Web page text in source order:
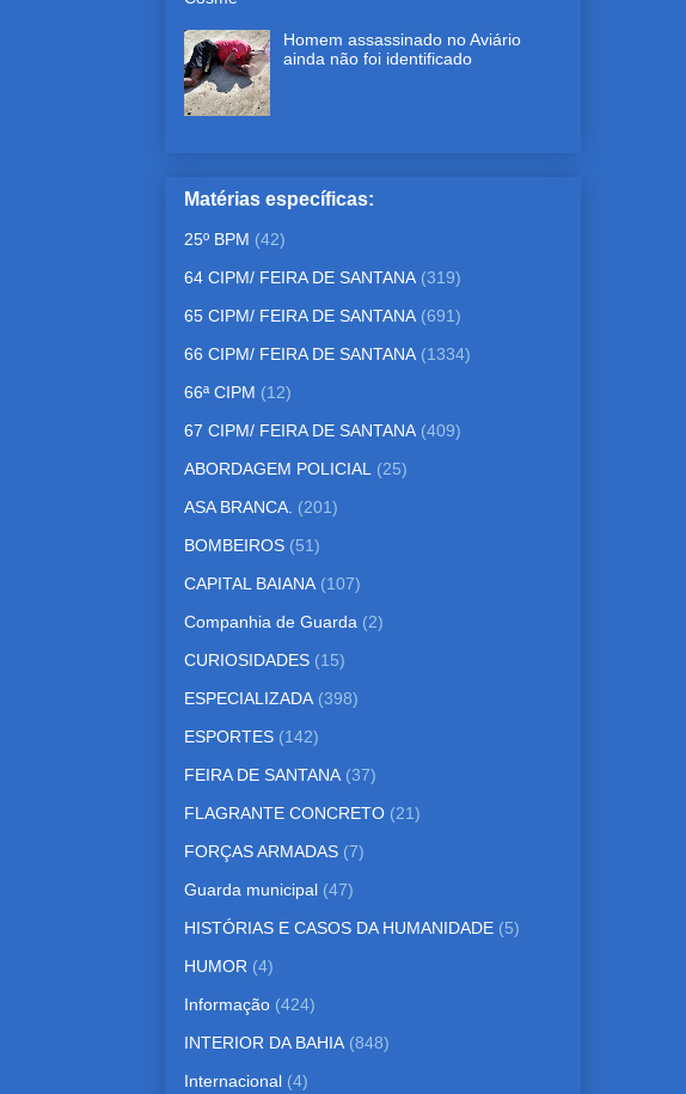
Homem assassinado no Aviário
ainda não foi identificado
Matérias específicas:
25º BPM (42)
64 CIPM/ FEIRA DE SANTANA (319)
65 CIPM/ FEIRA DE SANTANA (691)
66 CIPM/ FEIRA DE SANTANA (1334)
66ª CIPM (12)
67 CIPM/ FEIRA DE SANTANA (409)
ABORDAGEM POLICIAL (25)
ASA BRANCA. (201)
BOMBEIROS (51)
CAPITAL BAIANA (107)
Companhia de Guarda (2)
CURIOSIDADES (15)
ESPECIALIZADA (398)
ESPORTES (142)
FEIRA DE SANTANA (37)
FLAGRANTE CONCRETO (21)
FORÇAS ARMADAS (7)
Guarda municipal (47)
HISTÓRIAS E CASOS DA HUMANIDADE (5)
HUMOR (4)
Informação (424)
INTERIOR DA BAHIA (848)
Internacional (4)